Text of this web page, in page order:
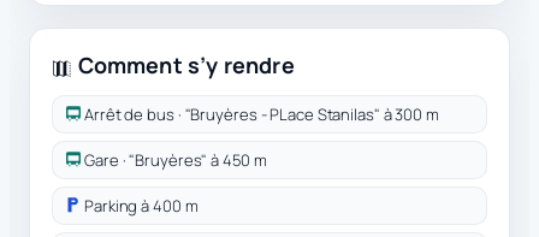
Comment s’y rendre
Arrêt de bus · "Bruyères - PLace Stanilas" à 300 m
Gare · "Bruyères" à 450 m
Parking à 400 m